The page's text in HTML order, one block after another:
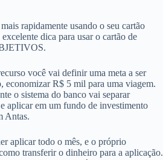
rapidamente usando o seu cartão
dica para usar o cartão de
você vai definir uma meta a ser
economizar R$ 5 mil para uma viagem.
o sistema do banco vai separar
aplicar em um fundo de investimento
Antas.
aplicar todo o mês, e o próprio
transferir o dinheiro para a aplicação.